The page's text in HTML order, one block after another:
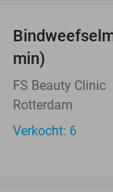
TODAY
min)
FS Beauty Clinic
Rotterdam
Verkocht: 6